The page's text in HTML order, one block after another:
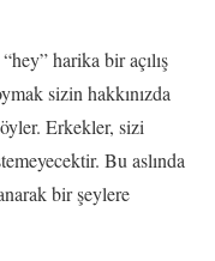
harika bir açılış
sizin hakkınızda
Erkekler, sizi
Bu aslında
bir şeylere